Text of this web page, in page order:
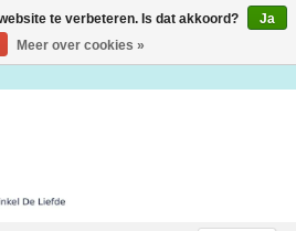
te verbeteren. Is dat akkoord?
Ja
Meer over cookies »